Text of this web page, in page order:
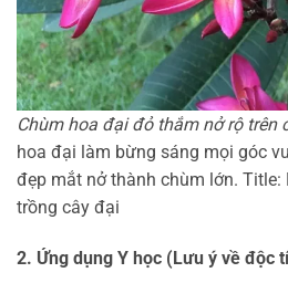
Chùm hoa đại đỏ thắm nở rộ trên
hoa đại làm bừng sáng mọi góc
đẹp mắt nở thành chùm lớn. Title:
trồng cây đại
2. Ứng dụng Y học (Lưu ý về độc